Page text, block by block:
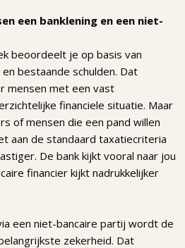
een banklening en een niet-
beoordeelt je op basis van
bestaande schulden. Dat
mensen met een vast
financiele situatie. Maar
of mensen die een pand willen
aan de standaard taxatiecriteria
De bank kijkt vooral naar jou
financier kijkt nadrukkelijker
een niet-bancaire partij wordt de
zekerheid. Dat